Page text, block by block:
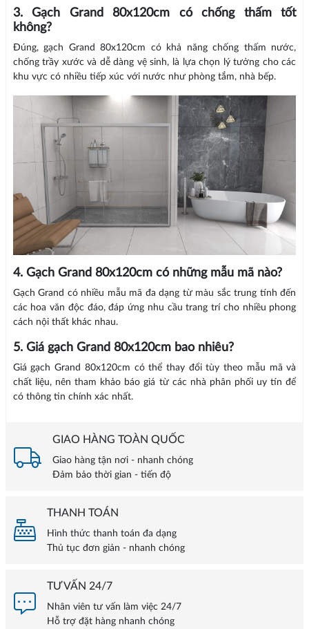
3. Gạch Grand 80x120cm có chống thấm tốt
không?
Đúng, gạch Grand 80x120cm có khả năng chống thấm nước,
chống trầy xước và dễ dàng vệ sinh, là lựa chọn lý tưởng cho các
khu vực có nhiều tiếp xúc với nước như phòng tắm, nhà bếp.
4. Gạch Grand 80x120cm có những mẫu mã nào?
Gạch Grand có nhiều mẫu mã đa dạng từ màu sắc trung tính đến
các hoa văn độc đáo, đáp ứng nhu cầu trang trí cho nhiều phong
cách nội thất khác nhau.
5. Giá gạch Grand 80x120cm bao nhiêu?
Giá gạch Grand 80x120cm có thể thay đổi tùy theo mẫu mã và
chất liệu, nên tham khảo báo giá từ các nhà phân phối uy tín để
có thông tin chính xác nhất.
GIAO HÀNG TOÀN QUỐC
Giao hàng tận nơi - nhanh chóng
Đảm bảo thời gian - tiến độ
THANH TOÁN
Hình thức thanh toán đa dạng
Thủ tục đơn giản - nhanh chóng
TƯ VẤN 24/7
Nhân viên tư vấn làm việc 24/7
Hỗ trợ đặt hàng nhanh chóng